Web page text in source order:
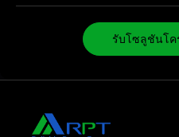
รับโซลูชันโค